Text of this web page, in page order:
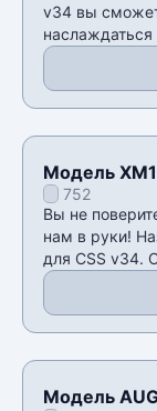
v34 вы
Модель
752
Вы не
нам в руки!
для CSS v34.
Модель